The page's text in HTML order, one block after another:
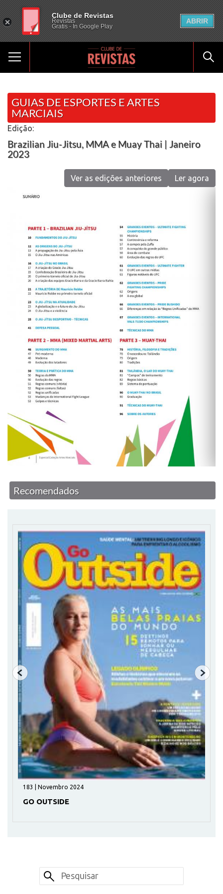
GUIAS DE ESPORTES E ARTES
MARCIAIS
Edição:
Brazilian Jiu-Jitsu, MMA e Muay Thai | Janeiro
2023
Ler agora
Ver as edições anteriores
Recomendados
183 | Novembro 2024
GO OUTSIDE
Clube de Revistas
Revistas
Gratis - In Google Play
ABRIR